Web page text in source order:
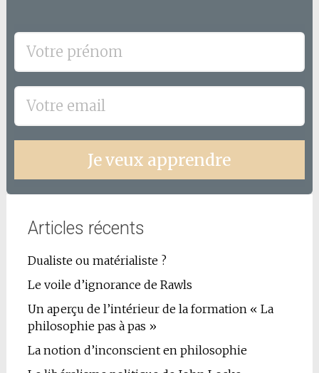
Je veux apprendre
Articles récents
Dualiste ou matérialiste ?
Le voile d’ignorance de Rawls
Un aperçu de l’intérieur de la formation « La
philosophie pas à pas »
La notion d’inconscient en philosophie